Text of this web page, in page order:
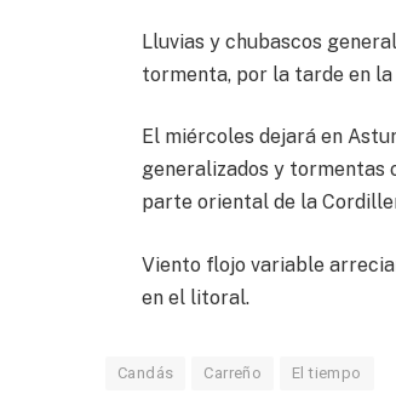
Lluvias y chubascos
tormenta, por la tarde en
El miércoles dejará en
generalizados y tormentas
parte oriental de la
Viento flojo variable
en el litoral.
Candás Carreño El tiempo